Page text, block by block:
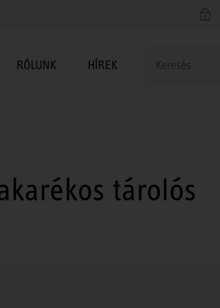
RÓLUNK HÍREK
tárolós